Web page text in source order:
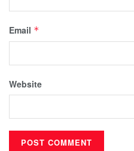
Email *
Website